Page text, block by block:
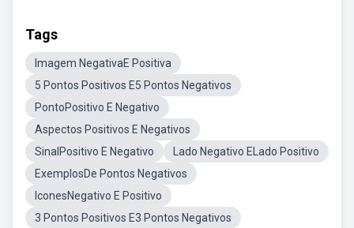
Tags
Imagem NegativaE Positiva
5 Pontos Positivos E5 Pontos Negativos
PontoPositivo E Negativo
Aspectos Positivos E Negativos
SinalPositivo E Negativo
Lado Negativo ELado Positivo
ExemplosDe Pontos Negativos
IconesNegativo E Positivo
3 Pontos Positivos E3 Pontos Negativos